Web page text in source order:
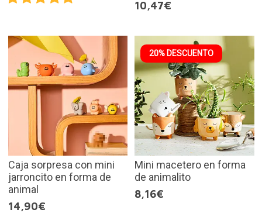
10,47€
Caja sorpresa con mini
jarroncito en forma de
animal
14,90€
20% DESCUENTO
Mini macetero en forma
de animalito
8,16€